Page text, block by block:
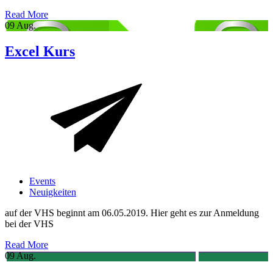
Read More
09 Aug.
Excel Kurs
Events
Neuigkeiten
auf der VHS beginnt am 06.05.2019. Hier geht es zur Anmeldung
bei der VHS
Read More
09Aug.